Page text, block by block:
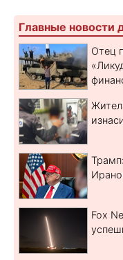
Главные новости
Отец
Fox